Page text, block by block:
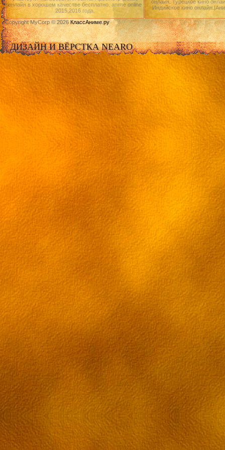
онлайн в хорошем качестве бесплатно. anime online
2015,2016 года.
онлайн, Турецкое кино
Индийское кино
Copyright MyCorp © 2026КлассАниме.ру
ДИЗАЙН И ВЁРСТКА NEARO